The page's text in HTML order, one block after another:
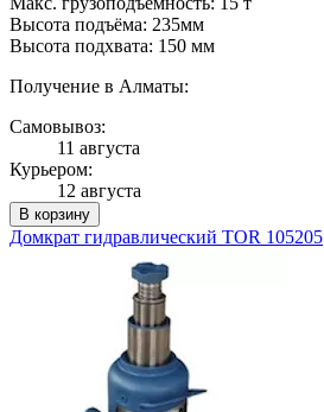
Высота подъёма: 235мм
Высота подхвата: 150 мм
Получение в Алматы:
Самовывоз:
11 августа
Курьером:
12 августа
В корзину
Домкрат гидравлический TOR 105205